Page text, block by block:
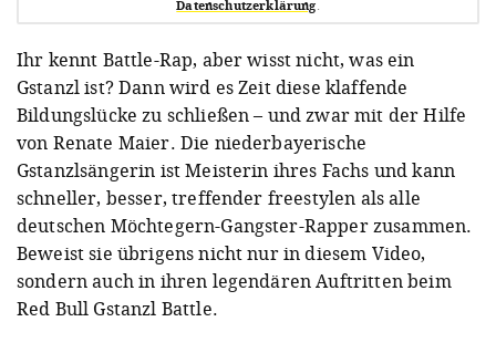
Datenschutzerklärung.
Ihr kennt Battle-Rap, aber wisst nicht, was ein
Gstanzl ist? Dann wird es Zeit diese klaffende
Bildungslücke zu schließen – und zwar mit der Hilfe
von Renate Maier. Die niederbayerische
Gstanzlsängerin ist Meisterin ihres Fachs und kann
schneller, besser, treffender freestylen als alle
deutschen Möchtegern-Gangster-Rapper zusammen.
Beweist sie übrigens nicht nur in diesem Video,
sondern auch in ihren legendären Auftritten beim
Red Bull Gstanzl Battle.